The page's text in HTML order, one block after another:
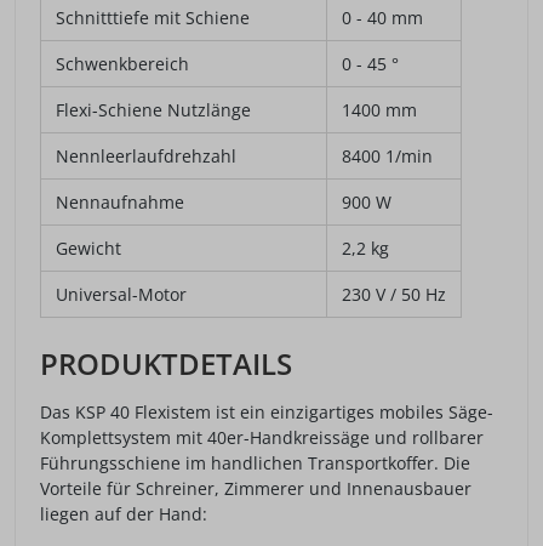
Schnitttiefe mit Schiene
0 - 40 mm
Schwenkbereich
0 - 45 °
Flexi-Schiene Nutzlänge
1400 mm
Nennleerlaufdrehzahl
8400 1/min
Nennaufnahme
900 W
Gewicht
2,2 kg
Universal-Motor
230 V / 50 Hz
PRODUKTDETAILS
Das KSP 40 Flexistem ist ein einzigartiges mobiles Säge-
Komplettsystem mit 40er-Handkreissäge und rollbarer
Führungsschiene im handlichen Transportkoffer. Die
Vorteile für Schreiner, Zimmerer und Innenausbauer
liegen auf der Hand: